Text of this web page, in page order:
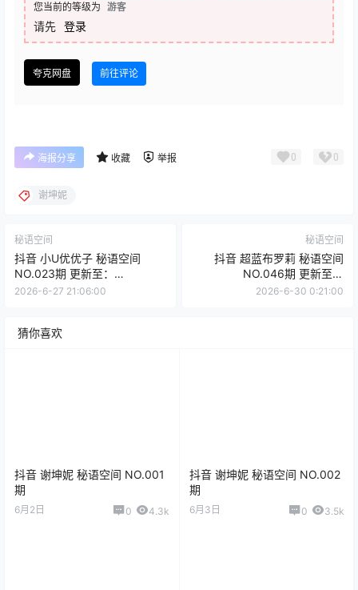
您当前的等级为 游客
请先 登录
夸克网盘 前往评论
海报分享 收藏 举报 0 0
谢坤妮
秘语空间
抖音 小U优优子 秘语空间
NO.023期 更新至：
2025.8.28
2026-6-27 21:06:00
秘语空间
抖音 超蓝布罗莉 秘语空间
NO.046期 更新至：
2026.6.29
2026-6-30 0:21:00
猜你喜欢
抖音 谢坤妮 秘语空间 NO.001
期
6月2日 0 4.3k
抖音 谢坤妮 秘语空间 NO.002
期
6月3日 0 3.5k